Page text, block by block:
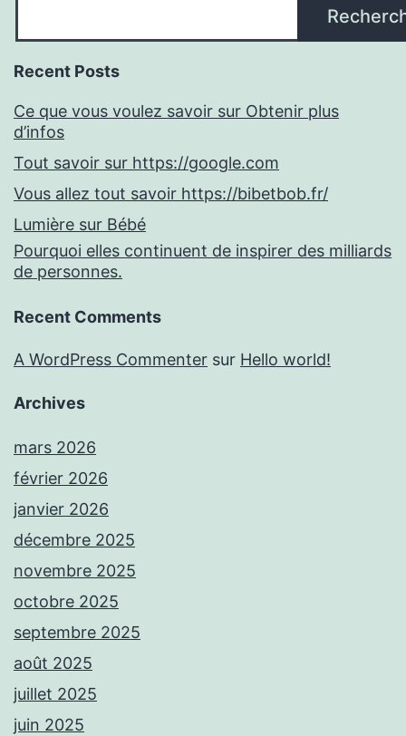
Recent Posts
Ce que vous voulez savoir sur Obtenir plus
d’infos
Tout savoir sur https://google.com
Vous allez tout savoir https://bibetbob.fr/
Lumière sur Bébé
Pourquoi elles continuent de inspirer des milliards
de personnes.
Recent Comments
A WordPress Commenter sur Hello world!
Archives
mars 2026
février 2026
janvier 2026
décembre 2025
novembre 2025
octobre 2025
septembre 2025
août 2025
juillet 2025
juin 2025